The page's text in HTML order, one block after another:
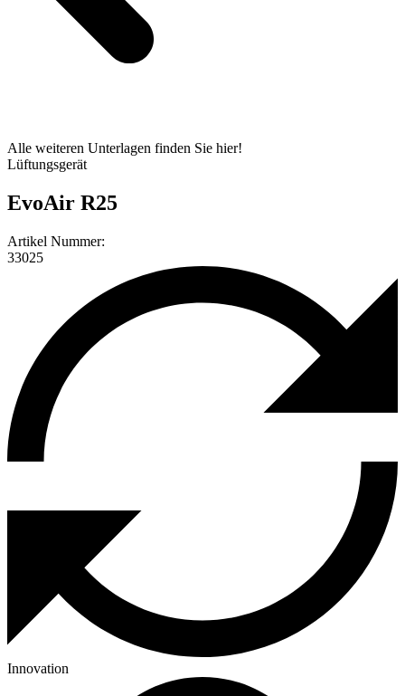
Alle weiteren Unterlagen finden Sie hier!
Lüftungsgerät
EvoAir R25
Artikel Nummer:
33025
Innovation